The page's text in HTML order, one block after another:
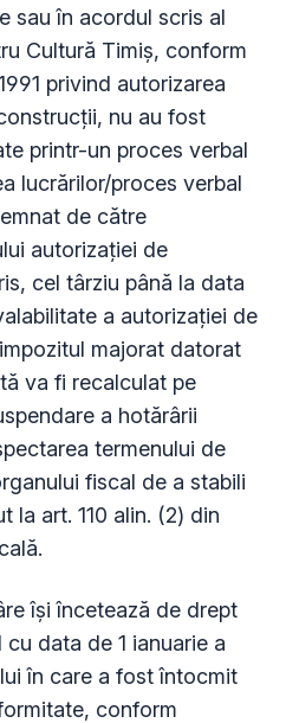
sau în acordul scris al
Cultură Timiș, conform
privind autorizarea
nu au fost
printr-un proces verbal
lucrărilor/proces verbal
de către
autorizației de
cel târziu până la data
a autorizației de
majorat datorat
va fi recalculat pe
a hotărârii
termenului de
fiscal de a stabili
la art. 110 alin. (2) din
își încetează de drept
data de 1 ianuarie a
în care a fost întocmit
conform